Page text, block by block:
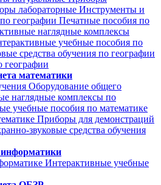
лабораторные Инструменты и
географии Печатные пособия по
наглядные комплексы
учебные пособия по
средства обучения по географии
географии
математики
Оборудование общего
наглядные комплексы по
учебные пособия по математике
Приборы для демонстраций
звуковые средства обучения
информатики
Интерактивные учебные